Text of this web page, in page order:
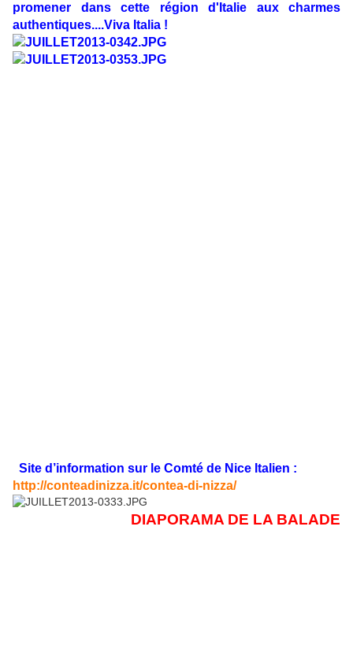
promener dans cette région d'Italie aux charmes
authentiques....Viva Italia !
Site d’information sur le Comté de Nice Italien :
http://conteadinizza.it/contea-di-nizza/
DIAPORAMA DE LA BALADE